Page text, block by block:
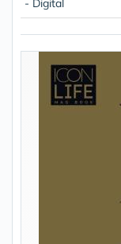
- Digital